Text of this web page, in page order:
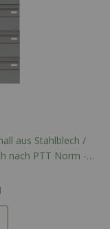
/
nach PTT Norm -